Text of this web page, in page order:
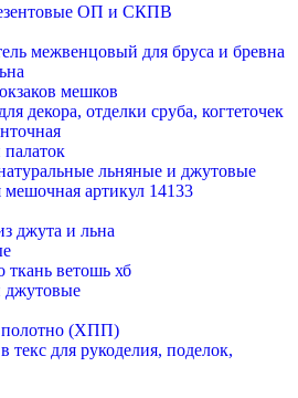
ОП и СКПВ
межвенцовый для бруса и бревна
мешков
декора, отделки сруба, когтеточек
палаток
льняные и джутовые
мешочная артикул 14133
джута и льна
ткань ветошь хб
джутовые
полотно (ХПП)
для рукоделия, поделок,